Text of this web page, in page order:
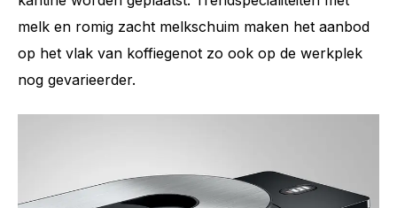
melk en romig zacht melkschuim maken het aanbod
op het vlak van koffiegenot zo ook op de werkplek
nog gevarieerder.